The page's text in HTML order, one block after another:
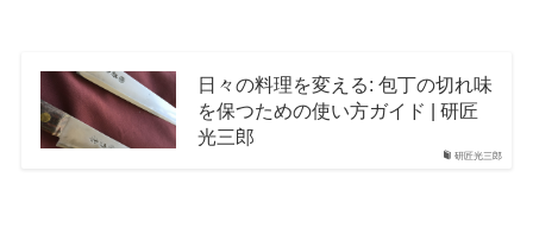
研匠光三郎
日々の料理を変える: 包丁の切れ味
を保つための使い方ガイド | 研匠
光三郎